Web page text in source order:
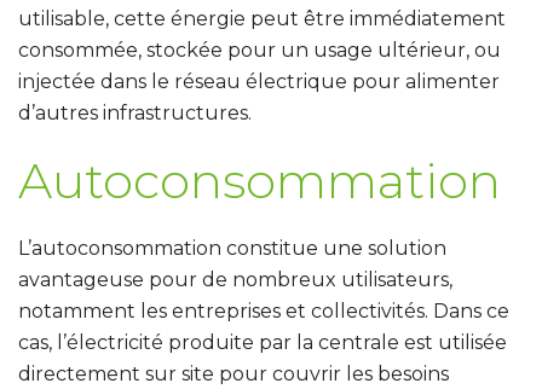
utilisable, cette énergie peut être immédiatement
consommée, stockée pour un usage ultérieur, ou
injectée dans le réseau électrique pour alimenter
d’autres infrastructures.
Autoconsommation
L’autoconsommation constitue une solution
avantageuse pour de nombreux utilisateurs,
notamment les entreprises et collectivités. Dans ce
cas, l’électricité produite par la centrale est utilisée
directement sur site pour couvrir les besoins